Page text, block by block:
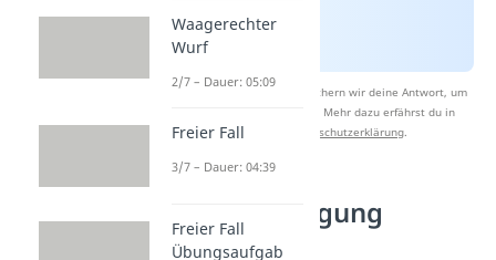
Nach Beantwortung speichern wir deine Antwort, um
Studyflix zu verbessern. Mehr dazu erfährst du in
unserer
Datenschutzerklärung.
Beschleunigung
Einheit
Waagerechter
Wurf
2/7 – Dauer: 05:09
Freier Fall
3/7 – Dauer: 04:39
Freier Fall
Übungsaufgab